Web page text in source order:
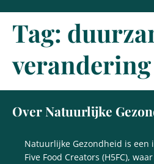
Tag:
verandering
Over Natuurlijke
Natuurlijke Gezondheid is
Five Food Creators (H5FC),